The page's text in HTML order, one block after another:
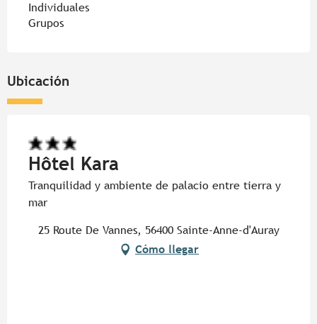
Individuales
Grupos
Ubicación
Hôtel Kara
Tranquilidad y ambiente de palacio entre tierra y
mar
25 Route De Vannes, 56400 Sainte-Anne-d'Auray
Cómo llegar